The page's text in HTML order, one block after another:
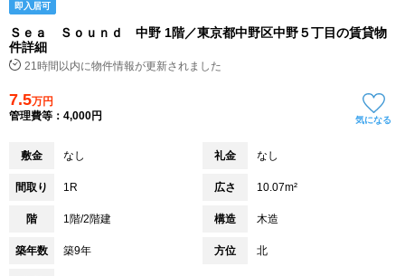
即入居可
Ｓｅａ Ｓｏｕｎｄ 中野 1階／東京都中野区中野５丁目の賃貸物
件詳細
21時間以内に物件情報が更新されました
7.5万円
管理費等：4,000円
気になる
敷金 なし 礼金 なし
間取り 1R 広さ 10.07m²
階 1階/2階建 構造 木造
築年数 築9年 方位 北